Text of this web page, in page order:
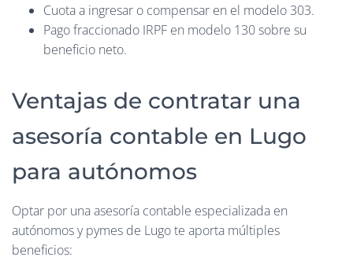
Cuota a ingresar o compensar en el modelo 303.
Pago fraccionado IRPF en modelo 130 sobre su
beneficio neto.
Ventajas de contratar una
asesoría contable en Lugo
para autónomos
Optar por una asesoría contable especializada en
autónomos y pymes de Lugo te aporta múltiples
beneficios: